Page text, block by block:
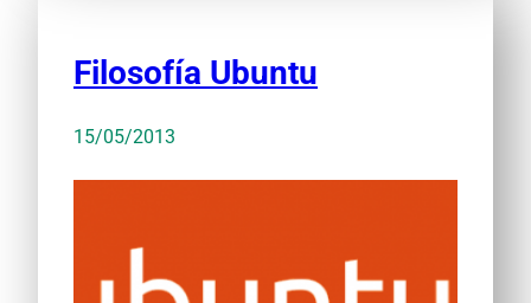
Filosofía Ubuntu
15/05/2013